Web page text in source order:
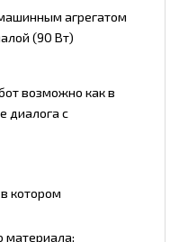
агрегатом
(90 Вт)
возможно как в
диалога с
котором
материала;